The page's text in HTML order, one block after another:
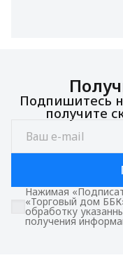
Подпишитесь
получите
Нажимая
«Торговый дом
обработку
получения